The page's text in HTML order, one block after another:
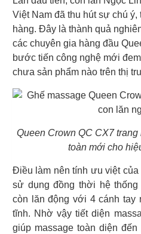
Việt Nam đã thu hút sự chú
hàng. Đây là thành quả
các chuyên gia hàng đầu
bước tiến công nghệ mới
chưa sản phẩm nào trên thị
Queen Crown QC CX7
toàn mới cho
Điều làm nên tính ưu việt
sử dụng đồng thời hệ
còn lăn động với 4 cánh tay
tĩnh. Nhờ vậy tiết diện
giúp massage toàn diện